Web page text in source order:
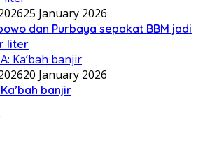
25 January 2026
dan Purbaya sepakat BBM jadi
liter
20 January 2026
Ka’bah banjir